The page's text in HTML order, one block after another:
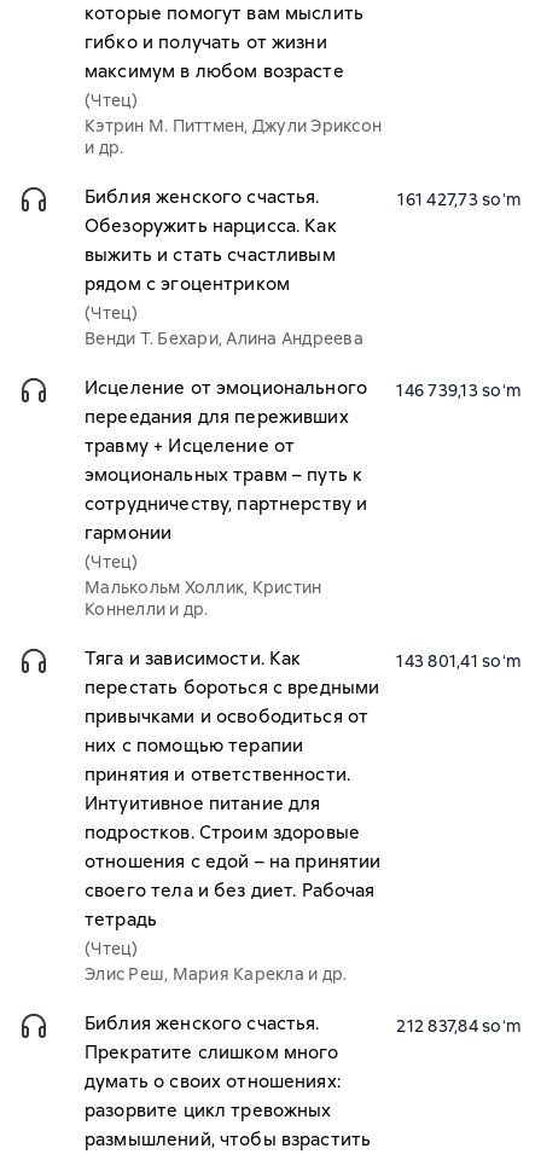
которые помогут вам мыслить
гибко и получать от жизни
максимум в любом возрасте
(Чтец)
Кэтрин М. Питтмен, Джули Эриксон
и др.
Библия женского счастья.
Обезоружить нарцисса. Как
выжить и стать счастливым
рядом с эгоцентриком
(Чтец)
Венди Т. Бехари, Алина Андреева
161 427,73 soʻm
Исцеление от эмоционального
переедания для переживших
травму + Исцеление от
эмоциональных травм – путь к
сотрудничеству, партнерству и
гармонии
(Чтец)
Малькольм Холлик, Кристин
Коннелли и др.
146 739,13 soʻm
Тяга и зависимости. Как
перестать бороться с вредными
привычками и освободиться от
них с помощью терапии
принятия и ответственности.
Интуитивное питание для
подростков. Строим здоровые
отношения с едой – на принятии
своего тела и без диет. Рабочая
тетрадь
(Чтец)
Элис Реш, Мария Карекла и др.
143 801,41 soʻm
Библия женского счастья.
Прекратите слишком много
думать о своих отношениях:
разорвите цикл тревожных
размышлений, чтобы взрастить
212 837,84 soʻm